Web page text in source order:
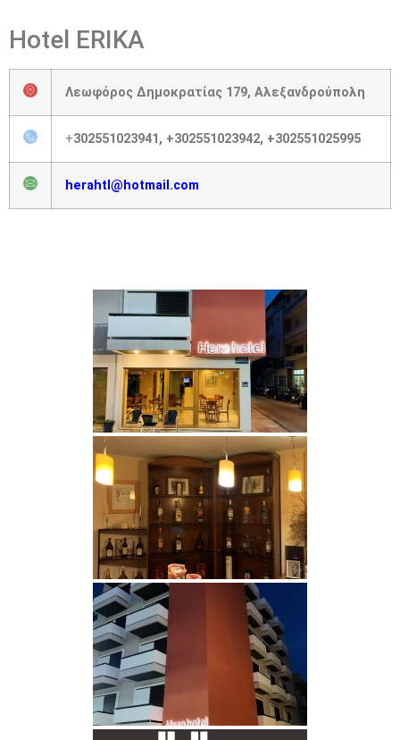
Hotel ERIKA
Λεωφόρος Δημοκρατίας 179, Αλεξανδρούπολη
+302551023941, +302551023942, +302551025995
herahtl@hotmail.com